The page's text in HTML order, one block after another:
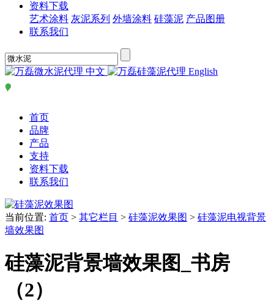
资料下载
艺术涂料 灰泥系列 外墙涂料 硅藻泥 产品图册
联系我们
中文 English
首页
品牌
产品
支持
资料下载
联系我们
当前位置: 首页 > 其它栏目 > 硅藻泥效果图 > 硅藻泥电视背景
墙效果图
硅藻泥背景墙效果图_书房
（2）